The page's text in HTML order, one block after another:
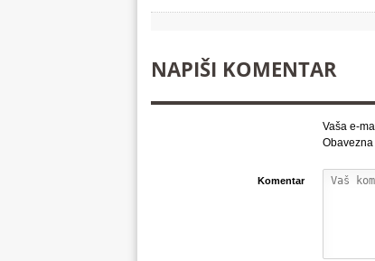
NAPIŠI KOMENTAR
Vaša e-
Komentar